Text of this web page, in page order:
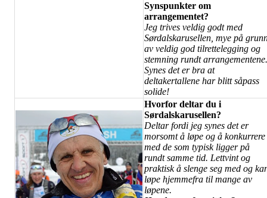
Synspunkter om
arrangementet?
Jeg trives veldig godt med
Sørdalskarusellen, mye på
av veldig god tilrettelegging og
stemning rundt arrangementene.
Synes det er bra at
deltakertallene har blitt såpass
solide!
Hvorfor deltar du i
Sørdalskarusellen?
Deltar fordi jeg synes det er
morsomt å løpe og å konkurrere
med de som typisk ligger på
rundt samme tid. Lettvint og
praktisk å slenge seg med og
løpe hjemmefra til mange av
løpene.